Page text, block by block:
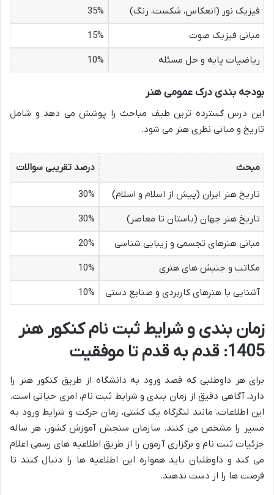
فیزیک نور (انعکاس، شکست، رنگ)
35%
مبانی فیزیک صوت
15%
ریاضیات پایه و حل مسئله
10%
بودجه بندی درک عمومی هنر
این درس گسترده ترین طیف مباحث را پوشش می دهد و شامل
تاریخ و مبانی نظری هنر می شود.
مبحث درصد تقریبی سوالات
تاریخ هنر ایران (پیش از اسلام و اسلام)
30%
تاریخ هنر جهان (باستان تا معاصر)
30%
مبانی هنرهای تجسمی و زیبایی شناسی
20%
مکاتب و جنبش های هنری
10%
آشنایی با هنرهای کاربردی و صنایع دستی
10%
زمان بندی و شرایط ثبت نام کنکور هنر
1405: قدم به قدم تا موفقیت
برای هر داوطلبی که قصد ورود به دانشگاه از طریق کنکور هنر را
دارد، آگاهی دقیق از زمان بندی و شرایط ثبت نام، امری حیاتی است.
این اطلاعات، مانند لنگرگاه یک کشتی، زمان حرکت و شرایط ورود به
مسیر را مشخص می کنند. سازمان سنجش آموزش کشور، هر ساله
جزئیات ثبت نام و برگزاری آزمون را از طریق اطلاعیه های رسمی اعلام
می کند و داوطلبان باید همواره این اطلاعیه ها را دنبال کنند تا
فرصت ها را از دست ندهند.